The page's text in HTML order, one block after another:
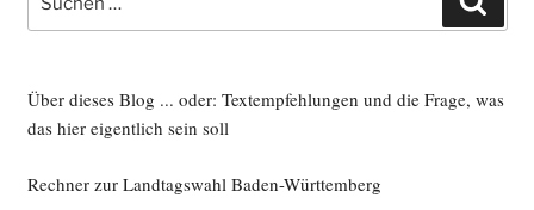
Schei­
nach:
Über dieses Blog ... oder: Textempfehlungen und die Frage, was
das hier eigentlich sein soll
Rechner zur Landtagswahl Baden-Württemberg